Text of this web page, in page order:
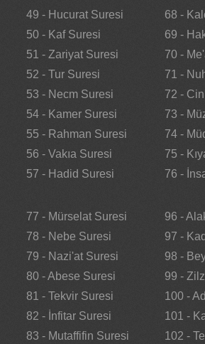
49 - Hucurat Suresi
50 - Kaf Suresi
51 - Zariyat Suresi
52 - Tur Suresi
53 - Necm Suresi
54 - Kamer Suresi
55 - Rahman Suresi
56 - Vakıa Suresi
57 - Hadid Suresi
68 -
69 -
70 -
71 -
72 -
73 -
74 -
75 -
76 -
77 - Mürselat Suresi
78 - Nebe Suresi
79 - Nazi'at Suresi
80 - Abese Suresi
81 - Tekvir Suresi
82 - İnfitar Suresi
83 - Mutaffifin Suresi
96 -
97 -
98 -
99 -
100 -
101 -
102 -